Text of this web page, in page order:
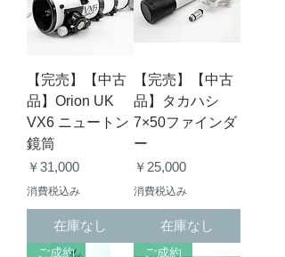
【完売】【中古
品】Orion UK
VX6 ニュートン
鏡筒
価格
￥31,000
消費税込み
在庫なし
【完売】【中古
品】タカハシ
7×50ファインダ
ー
価格
￥25,000
消費税込み
在庫なし
ご成約 ご成約